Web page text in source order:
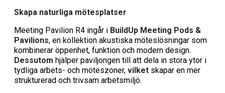
Skapa naturliga mötesplatser
Meeting Pavilion R4 ingår i BuildUp Meeting Pods &
Pavilions, en kollektion akustiska möteslösningar som
kombinerar öppenhet, funktion och modern design.
Dessutom hjälper paviljongen till att dela in stora ytor i
tydliga arbets- och möteszoner, vilket skapar en mer
strukturerad och trivsam arbetsmiljö.